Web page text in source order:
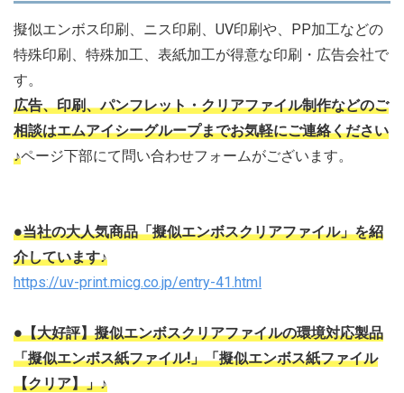
擬似エンボス印刷、ニス印刷、UV印刷や、PP加工などの
特殊印刷、特殊加工、表紙加工が得意な印刷・広告会社で
す。
広告、印刷、パンフレット・クリアファイル制作などのご
相談はエムアイシーグループまでお気軽にご連絡ください
♪ページ下部にて問い合わせフォームがございます。
●当社の大人気商品「擬似エンボスクリアファイル」を紹
介しています♪
https://uv-print.micg.co.jp/entry-41.html
●【大好評】擬似エンボスクリアファイルの環境対応製品
「擬似エンボス紙ファイル!」「擬似エンボス紙ファイル
【クリア】」♪